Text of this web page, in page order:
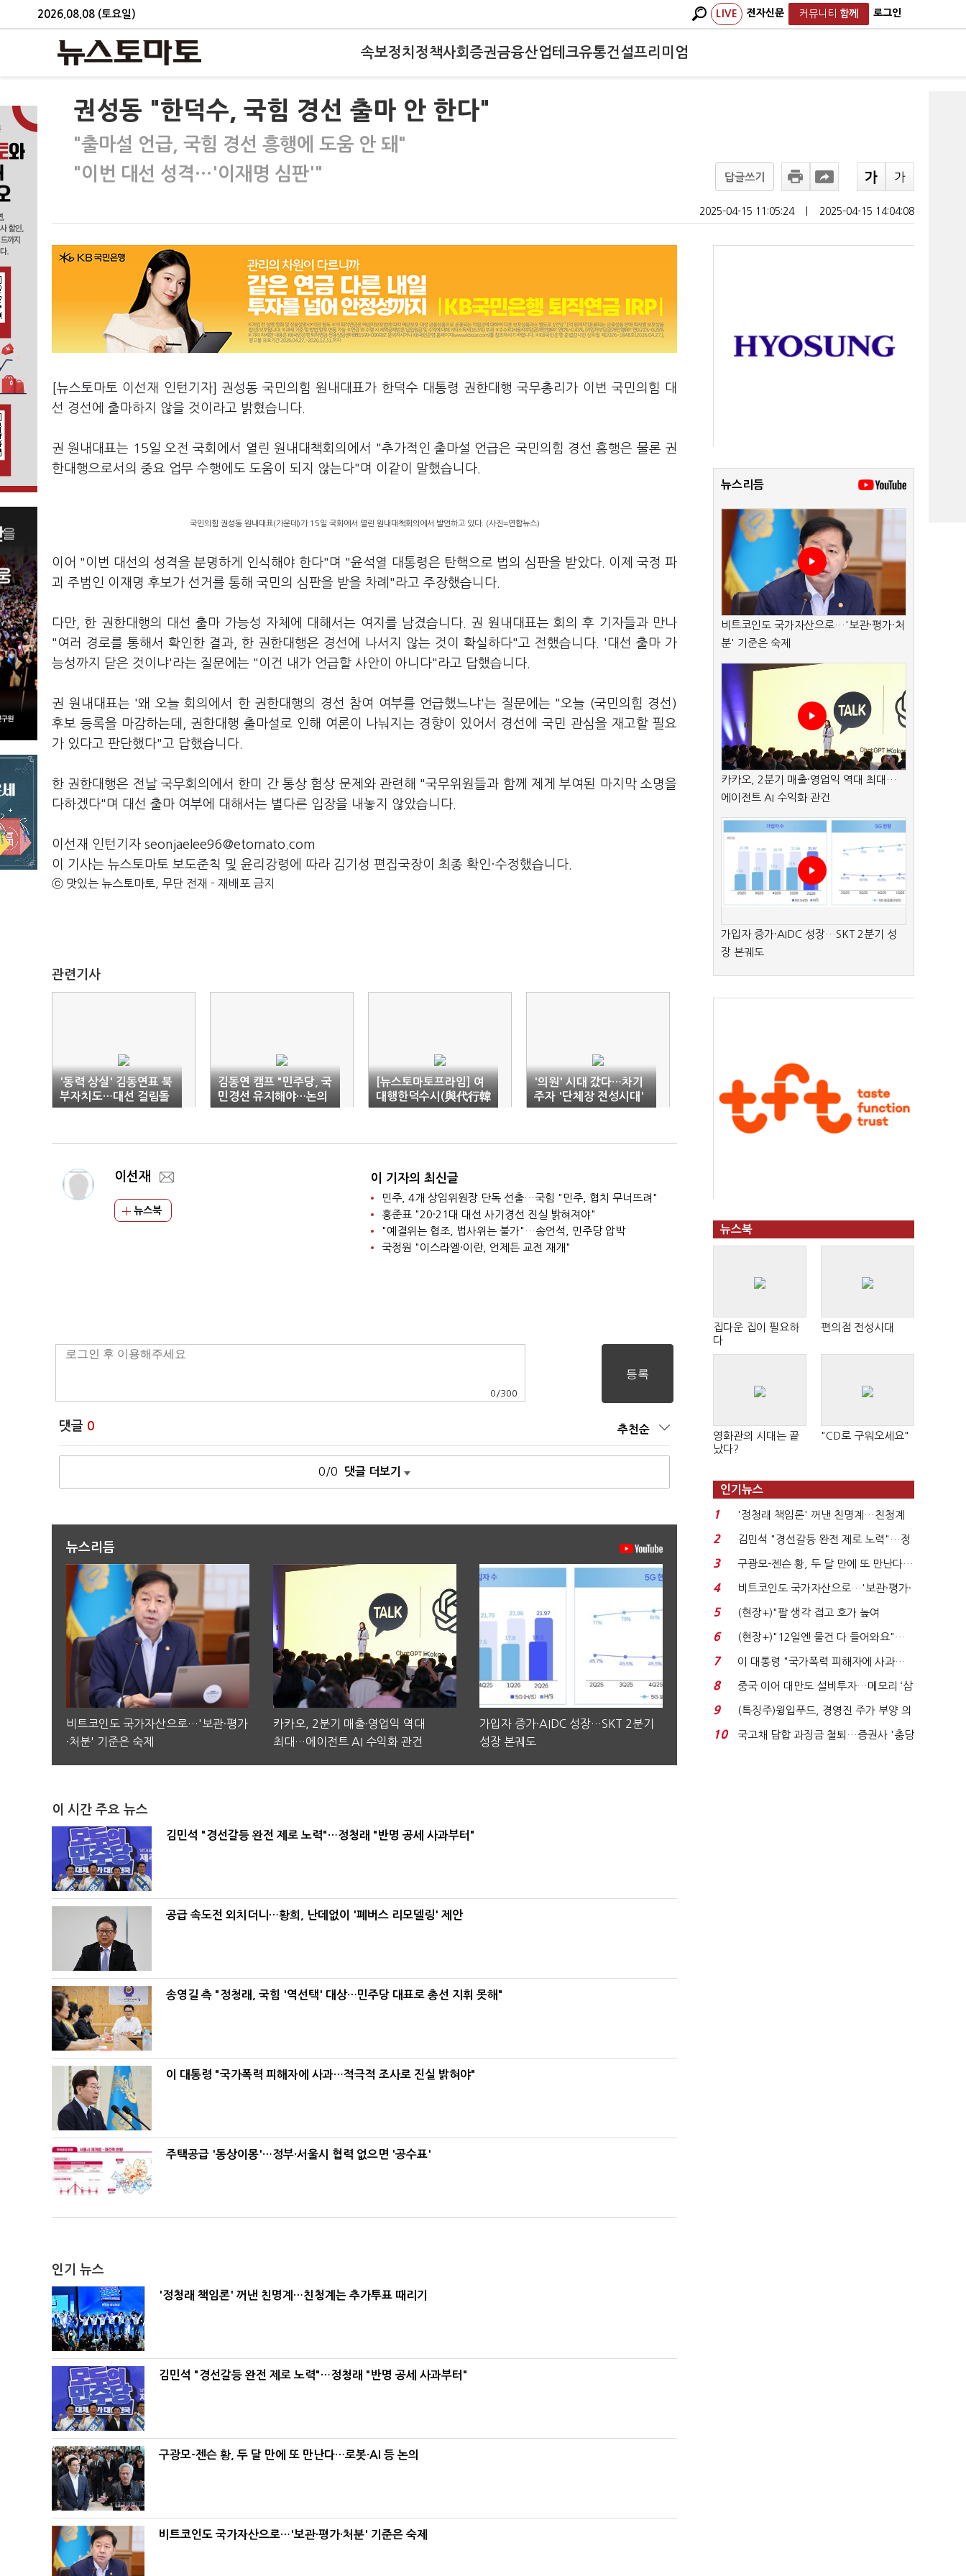
2026.08.08 (토요일) LIVE 전자신문 커뮤니티 함께 로그인
속보정치 정책사회 증권금융산업테크유통건설프리미엄
권성동 "한덕수, 국힘 경선 출마 안 한다"
"출마설 언급, 국힘 경선 흥행에 도움 안 돼"
"이번 대선 성격…'이재명 심판'"
답글쓰기
2025-04-15 11:05:24 2025-04-15 14:04:08
[뉴스토마토 이선재 인턴기자] 권성동 국민의힘 원내대표가 한덕수 대통령 권한대행 국무총리가 이번 국민의힘 대
선 경선에 출마하지 않을 것이라고 밝혔습니다.
권 원내대표는 15일 오전 국회에서 열린 원내대책회의에서 "추가적인 출마설 언급은 국민의힘 경선 흥행은 물론 권
한대행으로서의 중요 업무 수행에도 도움이 되지 않는다"며 이같이 말했습니다.
국민의힘 권성동 원내대표(가운데)가 15일 국회에서 열린 원내대책회의에서 발언하고 있다. (사진=연합뉴스)
이어 "이번 대선의 성격을 분명하게 인식해야 한다"며 "윤석열 대통령은 탄핵으로 법의 심판을 받았다. 이제 국정 파
괴 주범인 이재명 후보가 선거를 통해 국민의 심판을 받을 차례"라고 주장했습니다.
다만, 한 권한대행의 대선 출마 가능성 자체에 대해서는 여지를 남겼습니다. 권 원내대표는 회의 후 기자들과 만나
"여러 경로를 통해서 확인한 결과, 한 권한대행은 경선에 나서지 않는 것이 확실하다"고 전했습니다. '대선 출마 가
능성까지 닫은 것이냐'라는 질문에는 "이건 내가 언급할 사안이 아니다"라고 답했습니다.
권 원내대표는 '왜 오늘 회의에서 한 권한대행의 경선 참여 여부를 언급했느냐'는 질문에는 "오늘 (국민의힘 경선)
후보 등록을 마감하는데, 권한대행 출마설로 인해 여론이 나눠지는 경향이 있어서 경선에 국민 관심을 재고할 필요
가 있다고 판단했다"고 답했습니다.
한 권한대행은 전날 국무회의에서 한미 간 통상 협상 문제와 관련해 "국무위원들과 함께 제게 부여된 마지막 소명을
다하겠다"며 대선 출마 여부에 대해서는 별다른 입장을 내놓지 않았습니다.
이선재 인턴기자 seonjaelee96@etomato.com
이 기사는 뉴스토마토 보도준칙 및 윤리강령에 따라 김기성 편집국장이 최종 확인·수정했습니다.
ⓒ 맛있는 뉴스토마토, 무단 전재 - 재배포 금지
관련기사
'동력 상실' 김동연표 북
부자치도…대선 걸림돌
김동연 캠프 "민주당, 국
민경선 유지해야…논의
테이블 만들어달라"
[뉴스토마토프라임] 여
대행한덕수시(與代行韓
悳洙詩)
'의원' 시대 갔다…차기
주자 '단체장 전성시대'
이선재
뉴스북
이 기자의 최신글
민주, 4개 상임위원장 단독 선출…국힘 "민주, 협치 무너뜨려"
홍준표 "20·21대 대선 사기경선 진실 밝혀져야"
"예결위는 협조, 법사위는 불가"…송언석, 민주당 압박
국정원 "이스라엘·이란, 언제든 교전 재개"
0 /300
댓글 0 추천순
0/0 댓글 더보기
뉴스리듬
비트코인도 국가자산으로…'보관·평가
·처분' 기준은 숙제
카카오, 2분기 매출·영업익 역대
최대…에이전트 AI 수익화 관건
가입자 증가·AIDC 성장…SKT 2분기
성장 본궤도
이 시간 주요 뉴스
김민석 "경선갈등 완전 제로 노력"…정청래 "반명 공세 사과부터"
공급 속도전 외치더니…황희, 난데없이 '폐버스 리모델링' 제안
송영길 측 "정청래, 국힘 '역선택' 대상…민주당 대표로 총선 지휘 못해"
이 대통령 "국가폭력 피해자에 사과…적극적 조사로 진실 밝혀야"
주택공급 '동상이몽'…정부·서울시 협력 없으면 '공수표'
인기 뉴스
'정청래 책임론' 꺼낸 친명계…친청계는 추가투표 때리기
김민석 "경선갈등 완전 제로 노력"…정청래 "반명 공세 사과부터"
구광모-젠슨 황, 두 달 만에 또 만난다…로봇·AI 등 논의
비트코인도 국가자산으로…'보관·평가·처분' 기준은 숙제
뉴스리듬
비트코인도 국가자산으로…'보관·평가·처
분' 기준은 숙제
카카오, 2분기 매출·영업익 역대 최대…
에이전트 AI 수익화 관건
가입자 증가·AIDC 성장…SKT 2분기 성
장 본궤도
뉴스북
집다운 집이 필요하
다
편의점 전성시대
영화관의 시대는 끝
났다?
"CD로 구워오세요"
인기뉴스
1
'정청래 책임론' 꺼낸 친명계…친청계
는 추가투표 때리기...
2
김민석 "경선갈등 완전 제로 노력"…정
청래 "반명 공세 사...
3
구광모-젠슨 황, 두 달 만에 또 만난다…
로봇·AI 등 논...
4
비트코인도 국가자산으로…'보관·평가·
처분' 기준은 ...
5
(현장+)"팔 생각 접고 호가 높여
요"…'덜 똘똘한 한 채' 20...
6
(현장+)"12일엔 물건 다 들어와요"…
빈 매대 채우며 문 연 ...
7
이 대통령 "국가폭력 피해자에 사과…
적극적 조사로 진...
8
중국 이어 대만도 설비투자…메모리 ‘삼
국전쟁’
9
(특징주)윙입푸드, 경영진 주가 부양 의
지에 상한가...
10
국고채 담합 과징금 철퇴…증권사 '충당